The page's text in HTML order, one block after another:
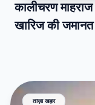
कालीचरण
खारिज की जमानत
ताज़ा खब़र